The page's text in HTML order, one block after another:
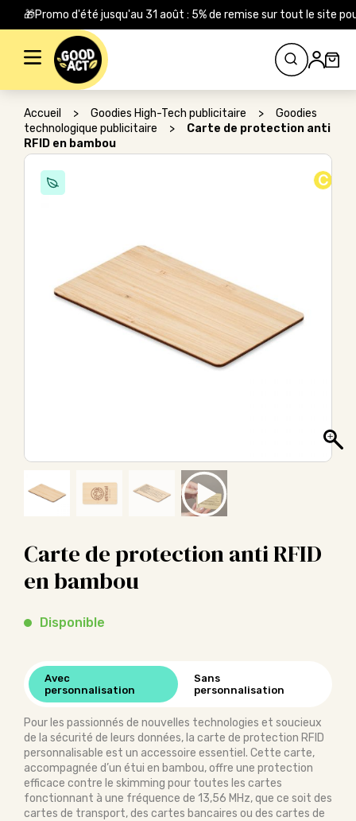
🎁Promo d'été jusqu'au 31 août : 5% de remise sur tout le site
Rechercher :
Accueil > Goodies High-Tech publicitaire >
Goodies
technologique publicitaire
>
Carte de protection anti
RFID en bambou
C
Carte de protection anti RFID
en bambou
Disponible
Avec
personnalisation
Sans
personnalisation
Pour les passionnés de nouvelles technologies et soucieux
de la sécurité de leurs données, la carte de protection RFID
personnalisable est un accessoire essentiel. Cette carte,
accompagnée d’un étui en bambou, offre une protection
efficace contre le skimming pour toutes les cartes
fonctionnant à une fréquence de 13,56 MHz, que ce soit des
cartes de transport, des cartes bancaires ou des cartes de